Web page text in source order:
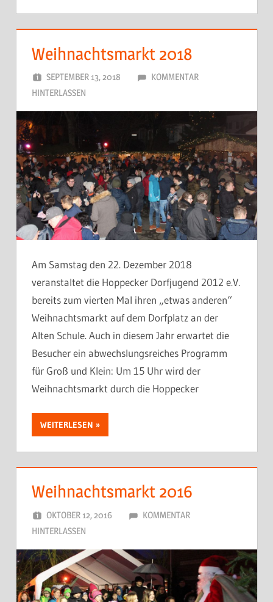
Weihnachtsmarkt 2018
SEPTEMBER 13, 2018 DORFJUGEND
KOMMENTAR
HINTERLASSEN
Am Samstag den 22. Dezember 2018
veranstaltet die Hoppecker Dorfjugend 2012 e.V.
bereits zum vierten Mal ihren „etwas anderen“
Weihnachtsmarkt auf dem Dorfplatz an der
Alten Schule. Auch in diesem Jahr erwartet die
Besucher ein abwechslungsreiches Programm
für Groß und Klein: Um 15 Uhr wird der
Weihnachtsmarkt durch die Hoppecker
WEITERLESEN
Weihnachtsmarkt 2016
OKTOBER 12, 2016 DORFJUGEND
KOMMENTAR
HINTERLASSEN